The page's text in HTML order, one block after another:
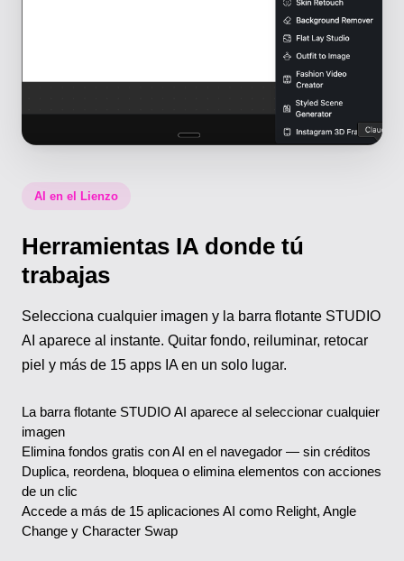
AI en el Lienzo
Herramientas IA donde tú
trabajas
Selecciona cualquier imagen y la barra flotante STUDIO
AI aparece al instante. Quitar fondo, reiluminar, retocar
piel y más de 15 apps IA en un solo lugar.
La barra flotante STUDIO AI aparece al seleccionar cualquier
imagen
Elimina fondos gratis con AI en el navegador — sin créditos
Duplica, reordena, bloquea o elimina elementos con acciones
de un clic
Accede a más de 15 aplicaciones AI como Relight, Angle
Change y Character Swap